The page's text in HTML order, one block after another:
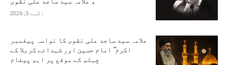
اگست 5, 2026
علامہ سید ساجد علی نقوی کا نواسہ پیغمبر
اکرم ۖ امام حسین اور شہدائے کربلا کے
چہلم کے موقع پر اہم پیغام